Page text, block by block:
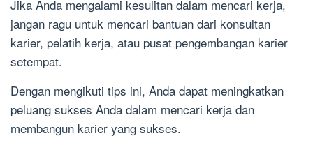
Jika Anda mengalami kesulitan dalam mencari kerja,
jangan ragu untuk mencari bantuan dari konsultan
karier, pelatih kerja, atau pusat pengembangan karier
setempat.
Dengan mengikuti tips ini, Anda dapat meningkatkan
peluang sukses Anda dalam mencari kerja dan
membangun karier yang sukses.